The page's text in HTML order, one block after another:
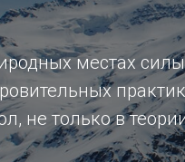
местах
не только в